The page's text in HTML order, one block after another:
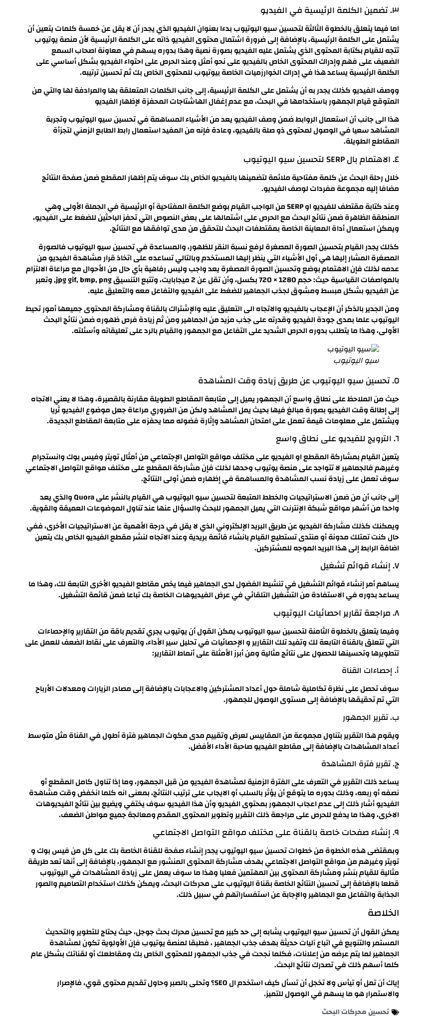
٣. تضمين الكلمة الرئيسية في الفيديو
اما فيما يتعلق بالخطوة الثالثة لتحسين سيو اليوتيوب بدءا بعنوان الفيديو الذي يجدر أن لا يقل عن خمسة كلمات يتعين أن
يشتمل على الكلمة الرئيسية، بالإضافة إلى ضرورة اشتمال محتوى الفيديو ذاته على الكلمة الرئيسية لأن منصة يوتيوب
تتجه للقيام بكتابة المحتوى الذي يشتمل عليه الفيديو بصورة نصية وهذا بدوره يسهم في معاونة اصحاب السمع
الضعيف على فهم وإدراك المحتوى الخاص بالفيديو على نحو أمثل وعند الحرص على احتواء الفيديو بشكل أساسي على
الكلمة الرئيسية يساعد هذا في إدراك الخوارزميات الخاصة بيوتيوب للمحتوى الخاص بك ثم تحسين ترتيبه.
ووصف الفيديو كذلك يجدر به أن يشتمل على الكلمة الرئيسية، إلى جانب الكلمات المتعلقة بها والمرادفة لها والتي من
المتوقع قيام الجمهور باستخدامها في البحث، مع عدم إغفال الهاشتاجات المحفزة لإظهار الفيديو
هذا الى جانب أن استعمال الروابط ضمن وصف الفيديو يعد من الأشياء المساهمة في تحسين سيو اليوتيوب وتجربة
المشاهد سعيا في الوصول لمحتوى ذو صلة بالفيديو، وعادة فإنه من المفيد استعمال رابط الطابع الزمني لتجزأة
المقاطع الطويلة.
٤. الاهتمام بال SERP لتحسين سيو اليوتيوب
خلال رحلة البحث عن كلمة مفتاحية ملائمة لتضمينها بالفيديو الخاص بك سوف يتم إظهار المقطع ضمن صفحة النتائج
مضافا إليه مجموعة مفردات لوصف الفيديو.
وعند كتابة مقتطف للفيديو او SERP من الواجب القيام بوضع الكلمة المفتاحية أو الرئيسية في الجملة الأولى وهي
المنطقة الظاهرة ضمن نتائج البحث مع الحرص على اشتمالها على بعض النصوص التي تحفز الباحثين للضغط على الفيديو،
ويمكن استعمال أداة المعاينة الخاصة بمقتطفات البحث للتحقق من مدى توافقها مع النتائج.
كذلك يجدر القيام بتحسين الصورة المصغرة لرفع نسبة النقر للظهور، والمساعدة في تحسين سيو اليوتيوب فالصورة
المصغرة المشار إليها هي أول الأشياء التي ينظر إليها المستخدم وبالتالي تساعده على اتخاذ قرار مشاهدة الفيديو من
عدمه لذلك فإن الاهتمام بوضع وتحسين الصورة المصغرة يعد واجب وليس رفاهية بأي حال من الأحوال مع مراعاة الالتزام
بالمواصفات القياسية حيث: حجم 1280 × 720 بكسل، وأن تقل عن 2 ميجابايت، وتتبع التنسيق jpg gif, bmp, png, وتعبر
عن الفيديو بشكل مبسط ومشوق لجذب الجماهير للضغط على الفيديو والتفاعل معه والتعليق عليه.
ومن الجدير بالذكر أن الإعجاب بالفيديو والاتجاه الى التعليق عليه والإشتراك بالقناة ومشاركة المحتوى جميعها أمور تحيط
اليوتيوب علما بمدى جودة الفيديو وقدرته على جذب مزيد من الجماهير ومن ثم زيادة فرص ظهوره ضمن نتائج البحث
الأولى، وهذا ما يتطلب بدوره الحرص الشديد على التفاعل مع الجمهور والقيام بالرد على تعليقاته وأسئلته.
سيو اليوتيوب
٥. تحسين سيو اليوتيوب عن طريق زيادة وقت المشاهدة
حيث من الملاحظ على نطاق واسع أن الجمهور يميل إلى متابعة المقاطع الطويلة مقارنة بالقصيرة، وهذا لا يعني الاتجاه
إلى إطالة وقت الفيديو بصورة مبالغ فيها بحيث يمل المشاهد ولكن من الضروري مراعاة جعل موضوع الفيديو ثريا
ويشتمل على معلومات قيمة تعمل على امتحان المشاهد وإثارة فضوله مما يحفزه على متابعة المقاطع الجديدة.
٦. الترويج للفيديو على نطاق واسع
يتعين القيام بمشاركة المقطع او الفيديو على مختلف مواقع التواصل الإجتماعي من أمثال تويتر وفيس بوك وانستجرام
وغيرهم فالجماهير لا تتواجد على منصة يوتيوب وحدها لذلك فإن مشاركة المقطع على مختلف مواقع التواصل الاجتماعي
سوف تعمل على زيادة نسب المشاهدة والمساهمة في إظهاره ضمن أولى النتائج.
إلى جانب أن من ضمن الاستراتيجيات والخطط المتبعة لتحسين سيو اليوتيوب هي القيام بالنشر على Quora والذي يعد
واحدا من أشهر مواقع شبكة الإنترنت التي يميل الجمهور للبحث والسؤال عنها عند تناول الموضوعات العميقة والقوية.
ويمكنك كذلك مشاركة الفيديو عن طريق البريد الإلكتروني الذي لا يقل في درجة الأهمية عن الاستراتيجيات الأخرى، ففي
حال كنت تمتلك مدونة أو منتدى تستطيع القيام بانشاء قائمة بريدية وعند الاتجاه لنشر مقطع الفيديو الخاص بك يتعين
اضافة الرابط إلى هذا البريد الموجه للمشتركين.
٧. إنشاء قوائم تشغيل
يساهم أمر إنشاء قوائم التشغيل في تنشيط الفضول لدى الجماهير فيما يخص مقاطع الفيديو الأخرى التابعة لك، وهذا ما
يساعد بدوره في الاستفادة من التشغيل التلقائي في عرض الفيديوهات الخاصة بك تباعا ضمن قائمة التشغيل.
٨. مراجعة تقارير احصائيات اليوتيوب
وفيما يتعلق بالخطوة الثامنة لتحسين سيو اليوتيوب يمكن القول أن يوتيوب يجري تقديم باقة من التقارير والإحصاءات
التي تتعلق بالقناة التابعة لك وتفيد تلك التقارير و الإحصائيات في تحليل سير الأداء، والتعرف على نقاط الضعف للعمل على
تتطويرها وتحسينها للحصول على نتائج مثالية ومن أبرز الأمثلة على أنماط التقارير:
أ. إحصاءات القناة
سوف تحصل على نظرة تكاملية شاملة حول أعداد المشتركين والاعجابات بالإضافة إلى مصادر الزيارات ومعدلات الأرباح
التي تم تحقيقها بالإضافة إلى مستوى الوصول للجمهور.
ب. تقرير الجمهور
ويقوم هذا التقرير بتناول مجموعة من المقاييس لعرض وتقييم مدى مكوث الجماهير فترة أطول في القناة مثل متوسط
أعداد المشاهدات بالإضافة إلى مقاطع الفيديو صاحبة الأداء الأفضل.
ج. تقرير فترة المشاهدة
يساعد ذلك التقرير في التعرف على الفترة الزمنية لمشاهدة الفيديو من قبل الجمهور، وما إذا تناول كامل المقطع أو
نصفه أو ربعه، وذلك بدوره ما يتوقع أن يؤثر بالسلب أو الايجاب على ترتيب النتائج، بمعنى انه كلما انخفض وقت مشاهدة
الفيديو أشار ذلك إلى عدم اعجاب الجمهور بمحتوى الفيديو وأن هذا الفيديو سوف يختفي ويضيع بين نتائج الفيديوهات
الاخرى، وهذا ما يدفع للحرص على مراجعة ذلك التقرير وتطوير المحتوى المقدم ومعالجة جميع مواطن الضعف.
٩. إنشاء صفحات خاصة بالقناة على مختلف مواقع التواصل الاجتماعي
وبمقتضى هذه الخطوة من خطوات تحسين سيو اليوتيوب يجدر إنشاء صفحة للقناة الخاصة بك على كل من فيس بوك و
تويتر وغيرهم من مواقع التواصل الاجتماعي بهدف مشاركة المحتوى المنشور مع الجمهور، بالإضافة إلى أنها تعد طريقة
مثالية للقيام بنشر ومشاركة المحتوى بين المهتمين فعليا وهذا ما سوف يعمل على زيادة المشاهدات في اليوتيوب
قطعا بالإضافة إلى تحسين النتائج الخاصة بقناة اليوتيوب على محركات البحث، ويمكن كذلك استخدام التصاميم والصور
الجذابة والتفاعل مع الجماهير والإجابة عن استفساراتهم في سبيل ذلك.
الخلاصة
يمكن القول أن تحسين سيو اليوتيوب يشابه إلى حد كبير مع تحسين محرك بحث جوجل، حيث يحتاج للتطوير والتحديث
المستمر والتنويع في اتباع آليات حديثة بهدف جذب الجماهير ، فطبقا لمنصة يوتيوب فإن الأولوية تكون لمشاهدة
الجماهير لما يتم عرضه من إعلانات، فكلما نجحت في جذب الجمهور للمحتوى الخاص بك ومقاطعك أو لقناتك بشكل عام
كلما أسهم ذلك في تصدرك نتائج البحث.
إياك أن تمل أو تيأس ولا تخجل أن تسأل كيف استخدم ال SEO؟ وتحلى بالصبر وحاول تقديم محتوى قوي، فالإصرار
والاستمرار هو ما يسهم في الوصول للتميز.
تحسين محركات البحث